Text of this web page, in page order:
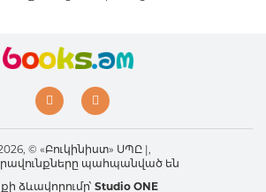
© «Բուկինիստ» ՍՊԸ |,
պահպանված են
ձևավորումը՝ Studio ONE